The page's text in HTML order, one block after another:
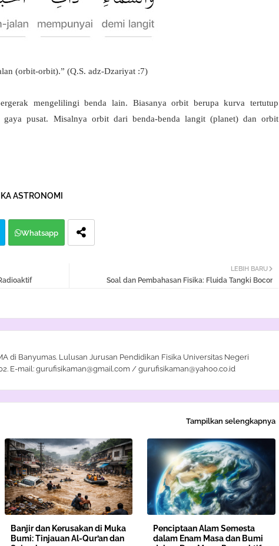
(orbit-orbit).” (Q.S. adz-Dzariyat :7)
mengelilingi benda lain. Biasanya orbit berupa kurva tertutup
pusat. Misalnya orbit dari benda-benda langit (planet) dan orbit
ASTRONOMI
Whatsapp
LEBIH BARU
Soal dan Pembahasan Fisika: Fluida Tangki Bocor
di Banyumas. Lulusan Jurusan Pendidikan Fisika Universitas Negeri
E-mail: gurufisikaman@gmail.com / gurufisikaman@yahoo.co.id
Tampilkan selengkapnya
Banjir dan Kerusakan di Muka
Bumi: Tinjauan Al-Qur’an dan
Penciptaan Alam Semesta
dalam Enam Masa dan Bumi